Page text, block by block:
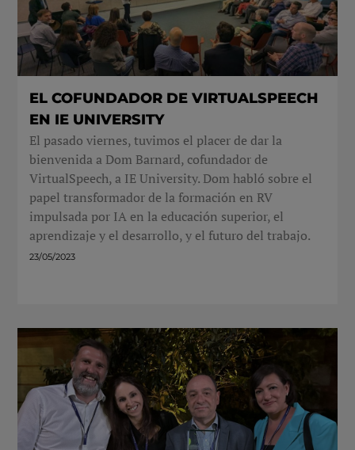
EL COFUNDADOR DE VIRTUALSPEECH
EN IE UNIVERSITY
El pasado viernes, tuvimos el placer de dar la
bienvenida a Dom Barnard, cofundador de
VirtualSpeech, a IE University. Dom habló sobre el
papel transformador de la formación en RV
impulsada por IA en la educación superior, el
aprendizaje y el desarrollo, y el futuro del trabajo.
23/05/2023